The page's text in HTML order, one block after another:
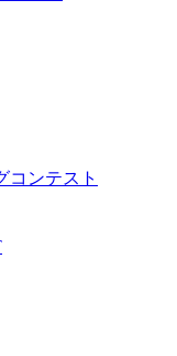
コンテスト